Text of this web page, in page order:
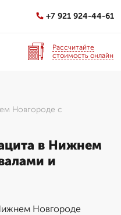
+7 921 924-44-61
Рассчитайте
стоимость онлайн
Новгороде с
в Нижнем
и
Новгороде